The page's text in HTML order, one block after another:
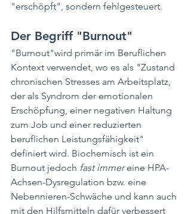
"erschöpft", sondern fehlgesteuert.
Der Begriff "Burnout"
"Burnout"wird primär im Beruflichen
Kontext verwendet, wo es als "Zustand
chronischen Stresses am Arbeitsplatz,
der als Syndrom der emotionalen
Erschöpfung, einer negativen Haltung
zum Job und einer reduzierten
beruflichen Leistungsfähigkeit"
definiert wird. Biochemisch ist ein
Burnout jedoch fast immer eine HPA-
Achsen-Dysregulation bzw. eine
Nebennieren-Schwäche und kann auch
mit den Hilfsmitteln dafür verbessert